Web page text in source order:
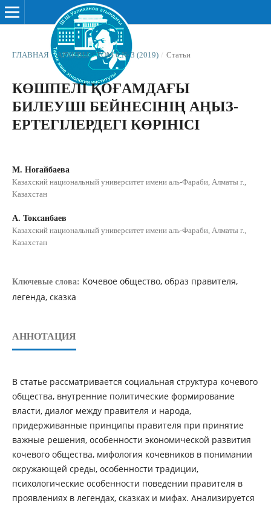
ГЛАВНАЯ / АРХИВЫ / ТОМ 6 № 3 (2019) / Статьи
КӨШПЕЛІ ҚОҒАМДАҒЫ
БИЛЕУШІ БЕЙНЕСІНІҢ АҢЫЗ-
ЕРТЕГІЛЕРДЕГІ КӨРІНІСІ
М. Ногайбаева
Казахский национальный университет имени аль-Фараби, Алматы г.,
Казахстан
А. Токсанбаев
Казахский национальный университет имени аль-Фараби, Алматы г.,
Казахстан
Ключевые слова: Кочевое общество, образ правителя,
легенда, сказка
АННОТАЦИЯ
В статье рассматривается социальная структура кочевого
общества, внутренние политические формирование
власти, диалог между правителя и народа,
придерживанные принципы правителя при принятие
важные решения, особенности экономической развития
кочевого общества, мифология кочевников в понимании
окружающей среды, особенности традиции,
психологические особенности поведении правителя в
проявлениях в легендах, сказках и мифах. Анализируется